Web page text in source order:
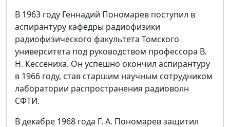
В 1963 году Геннадий Пономарев поступил в
аспирантуру кафедры радиофизики
радиофизического факультета Томского
университета под руководством профессора В.
Н. Кессениха. Он успешно окончил аспирантуру
в 1966 году, став старшим научным сотрудником
лаборатории распространения радиоволн
СФТИ.
В декабре 1968 года Г. А. Пономарев защитил